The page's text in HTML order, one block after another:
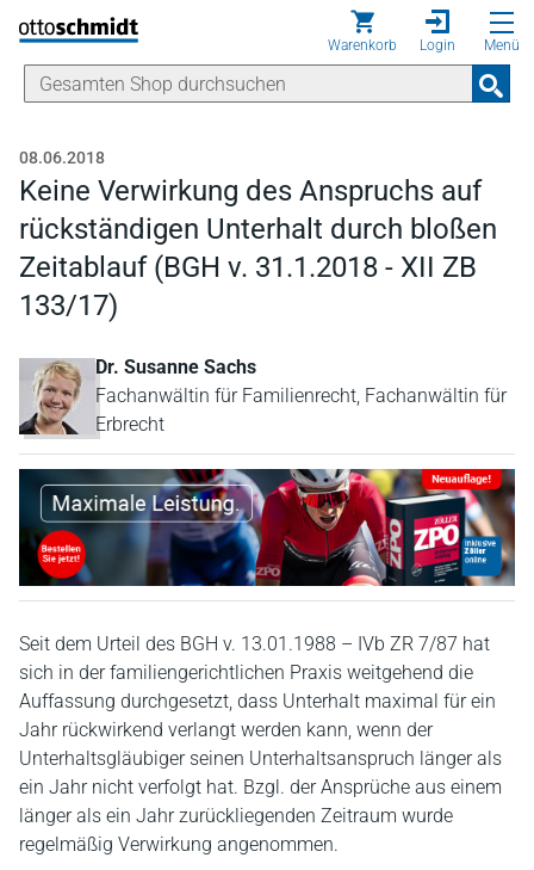
Direkt zum Inhalt
Warenkorb Login Menü
08.06.2018
Keine Verwirkung des Anspruchs auf
rückständigen Unterhalt durch bloßen
Zeitablauf (BGH v. 31.1.2018 - XII ZB
133/17)
Dr. Susanne Sachs
Fachanwältin für Familienrecht, Fachanwältin für
Erbrecht
Seit dem Urteil des BGH v. 13.01.1988 – IVb ZR 7/87 hat
sich in der familiengerichtlichen Praxis weitgehend die
Auffassung durchgesetzt, dass Unterhalt maximal für ein
Jahr rückwirkend verlangt werden kann, wenn der
Unterhaltsgläubiger seinen Unterhaltsanspruch länger als
ein Jahr nicht verfolgt hat. Bzgl. der Ansprüche aus einem
länger als ein Jahr zurückliegenden Zeitraum wurde
regelmäßig Verwirkung angenommen.